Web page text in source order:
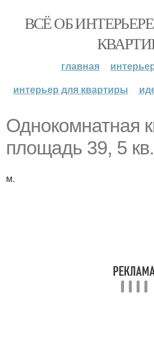
ВСЁ ОБ
главная
интерьер для квартиры
Однокомнатная
площадь 39, 5 кв.
м.